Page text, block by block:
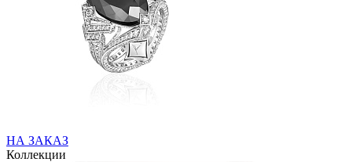
НА ЗАКАЗ
Коллекции